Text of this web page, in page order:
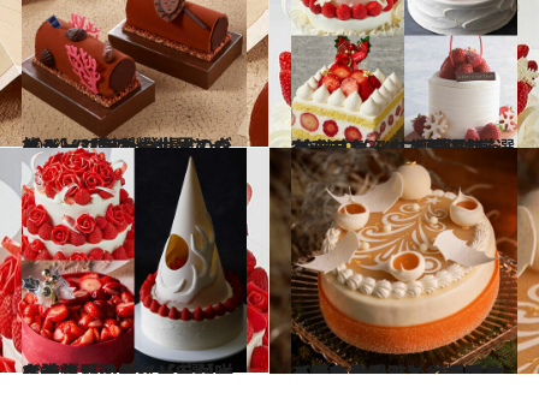
2024.11.29
【ジャン＝ポール・エヴァン】〈新しい世界〉をイメージしたカカオの旅！ 3種のビュッシュ ドゥ ノエルが登場
グルメ 2024.11.30
“あまりん”“古都華”…厳選イチゴをふんだんに使ったクラシックで贅沢なショートケーキ【13選】
グルメ
2024.12.2
イチゴが溢れ、バラが咲き誇る スタイリッシュな進化系のショートケーキで注目の的に【9選】
グルメ 2024.10.9
【フォーシーズンズホテル東京大手町】 洋梨とキャラメルの味わいが重なる新作やおひとり様用ケーキも登場！
グルメ